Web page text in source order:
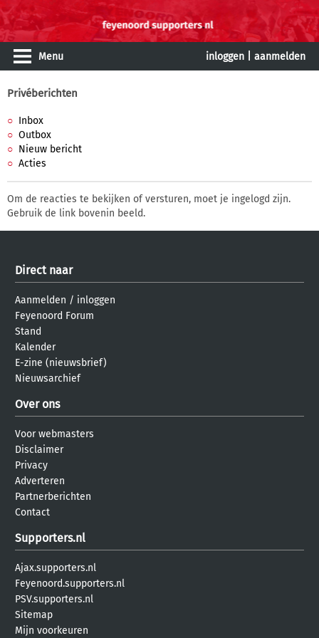
Menu inloggen aanmelden
Privéberichten
Inbox
Outbox
Nieuw bericht
Acties
Om de reacties te bekijken of versturen, moet je ingelogd zijn.
Gebruik de link bovenin beeld.
Direct naar
Aanmelden / inloggen
Feyenoord Forum
Stand
Kalender
E-zine (nieuwsbrief)
Nieuwsarchief
Over ons
Voor webmasters
Disclaimer
Privacy
Adverteren
Partnerberichten
Contact
Supporters.nl
Ajax.supporters.nl
Feyenoord.supporters.nl
PSV.supporters.nl
Sitemap
Mijn voorkeuren